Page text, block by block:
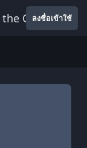
Only
ลงชื่อเข้าใช้